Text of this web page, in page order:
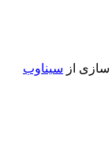
از سیناوب